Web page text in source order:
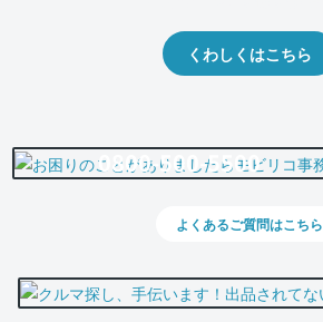
くわしくはこちら
0800-500-5500
よくあるご質問はこちら